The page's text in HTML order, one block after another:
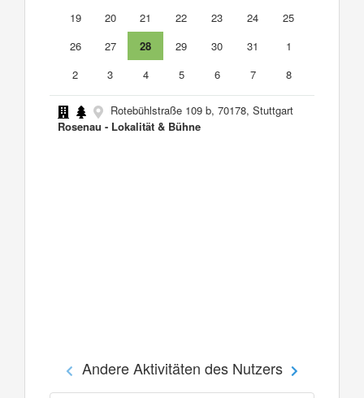
19
20 21 22 23 24
25
26
27 28 29 30 31
1
2
3 4 5 6 7 8
Rotebühlstraße 109 b, 70178, Stuttgart
Rosenau - Lokalität & Bühne
Andere Aktivitäten des Nutzers